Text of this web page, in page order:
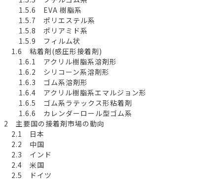
1.5.6 EVA 樹脂系
1.5.7 ポリエステル系
1.5.8 ポリアミド系
1.5.9 フィルム状
1.6 粘着剤(感圧形接着剤)
1.6.1 アクリル樹脂系溶剤形
1.6.2 シリコーン系溶剤形
1.6.3 ゴム系溶剤形
1.6.4 アクリル樹脂系エマルジョン形
1.6.5 ゴム系ラテックス形粘着剤
1.6.6 カレンダーロール型ゴム系
2 主要国の接着剤市場の動向
2.1 日本
2.2 中国
2.3 インド
2.4 米国
2.5 ドイツ